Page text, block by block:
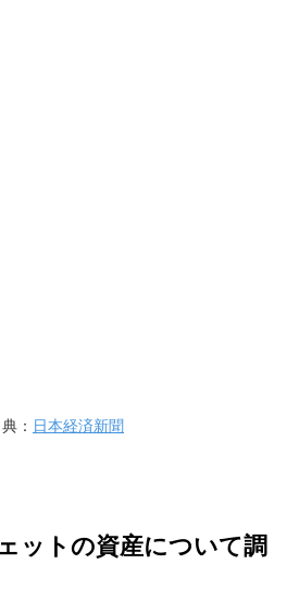
： 日本経済新聞
ットの資産について調